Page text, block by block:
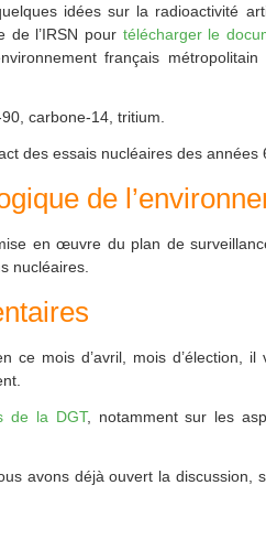
idées sur la radioactivité
de l’IRSN pour télécharger le
français
carbone-14, tritium.
des essais nucléaires des années
de
en œuvre du plan de
nucléaires.
ce mois d’avril, mois d’élection,
de la DGT, notamment sur les
avons déjà ouvert la discussion,